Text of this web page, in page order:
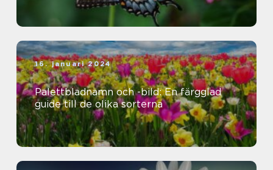
16. januari 2024
Palettbladnamn och -bild: En färgglad
guide till de olika sorterna